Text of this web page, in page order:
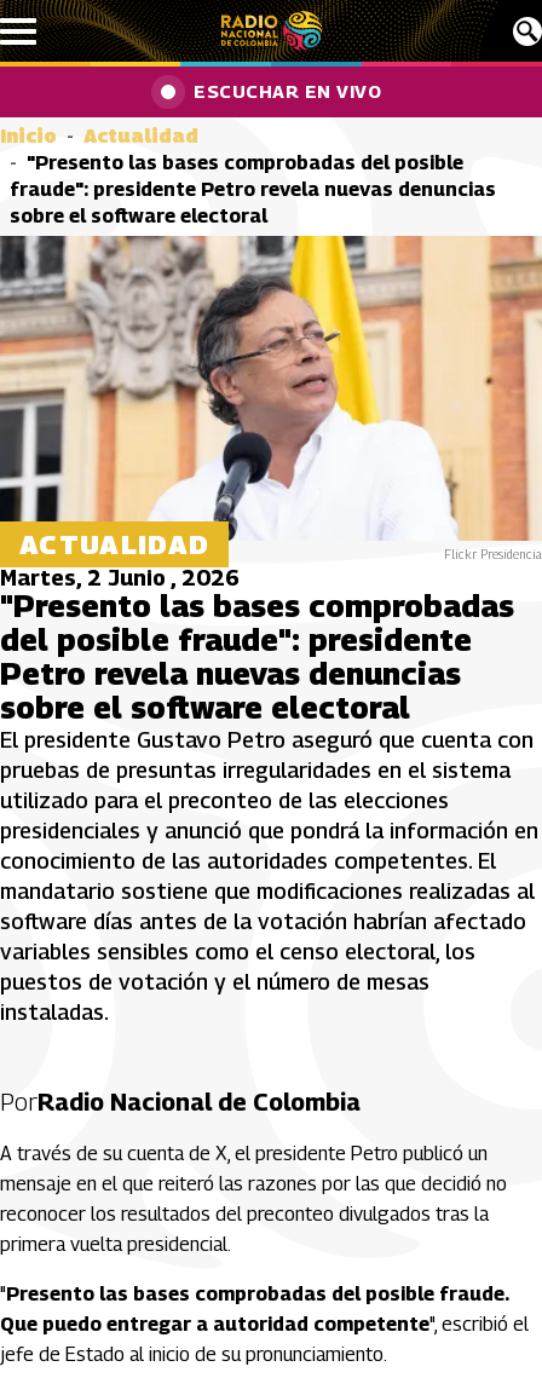
Pasar al contenido principal
ESCUCHAR EN VIVO
Inicio
Actualidad
"Presento las bases comprobadas del posible
fraude": presidente Petro revela nuevas denuncias
sobre el software electoral
ACTUALIDAD Flickr Presidencia
Martes, 2 Junio , 2026
"Presento las bases comprobadas
del posible fraude": presidente
Petro revela nuevas denuncias
sobre el software electoral
El presidente Gustavo Petro aseguró que cuenta con
pruebas de presuntas irregularidades en el sistema
utilizado para el preconteo de las elecciones
presidenciales y anunció que pondrá la información en
conocimiento de las autoridades competentes. El
mandatario sostiene que modificaciones realizadas al
software días antes de la votación habrían afectado
variables sensibles como el censo electoral, los
puestos de votación y el número de mesas
instaladas.
PorRadio Nacional de Colombia
A través de su cuenta de X, el presidente Petro publicó un
mensaje en el que reiteró las razones por las que decidió no
reconocer los resultados del preconteo divulgados tras la
primera vuelta presidencial.
"Presento las bases comprobadas del posible fraude.
Que puedo entregar a autoridad competente", escribió el
jefe de Estado al inicio de su pronunciamiento.